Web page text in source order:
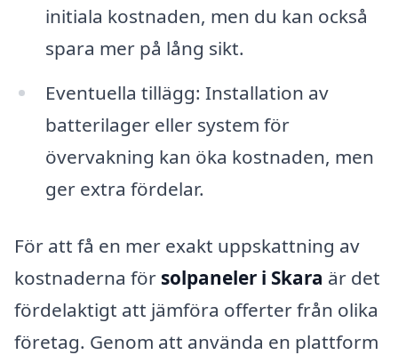
initiala kostnaden, men du kan också
spara mer på lång sikt.
Eventuella tillägg: Installation av
batterilager eller system för
övervakning kan öka kostnaden, men
ger extra fördelar.
För att få en mer exakt uppskattning av
kostnaderna för solpaneler i Skara är det
fördelaktigt att jämföra offerter från olika
företag. Genom att använda en plattform